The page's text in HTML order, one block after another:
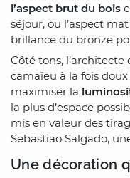
l’aspect brut du bois
séjour, ou l’aspect
brillance du bronze
Côté tons,
camaïeu à la fois
maximiser la
la plus d’espace
mis en valeur des
Sebastiao Salgado,
Une décoration